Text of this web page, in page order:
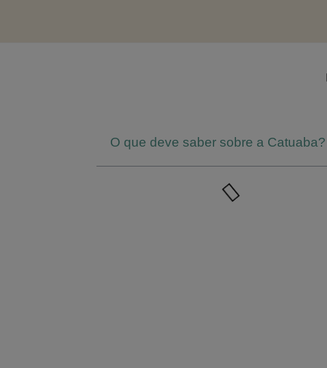
O que deve saber sobre a Catuaba?